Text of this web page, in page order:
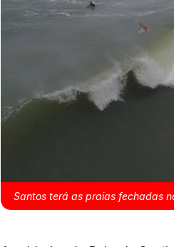
Santos terá as praias fechadas